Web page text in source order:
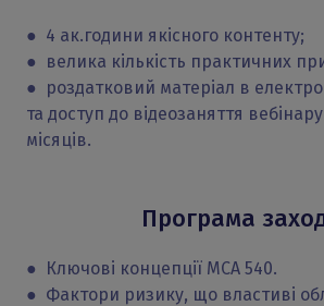
● 4 ак.години якісного контенту;
● велика кількість практичних
● роздатковий матеріал в
та доступ до відеозаняття
місяців.
Програма
● Ключові концепції МСА 540.
● Фактори ризику, що властиві